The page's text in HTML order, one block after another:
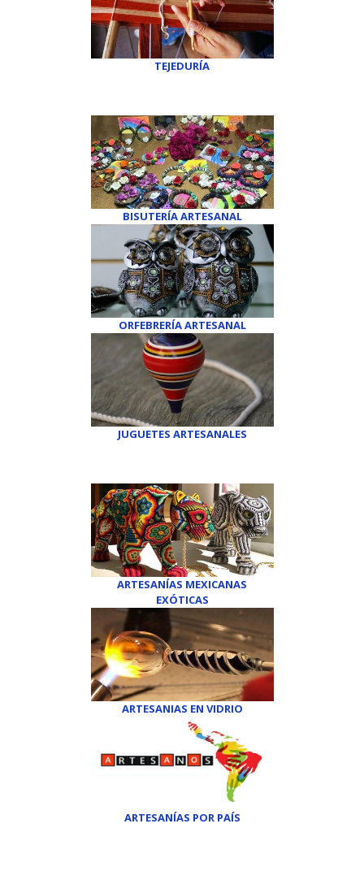
TEJEDURÍA
BISUTERÍA ARTESANAL
ORFEBRERÍA ARTESANAL
JUGUETES ARTESANALES
ARTESANÍAS MEXICANAS
EXÓTICAS
ARTESANIAS EN VIDRIO
ARTESANÍAS POR PAÍS